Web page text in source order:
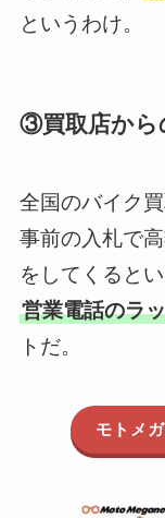
というわけ。
③買取店から
全国のバイク
事前の入札で
をしてくるとい
営業電話のラ
トだ。
モトメ